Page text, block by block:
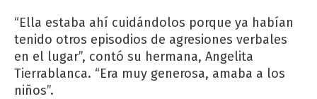
“Ella estaba ahí cuidándolos porque ya habían
tenido otros episodios de agresiones verbales
en el lugar”, contó su hermana, Angelita
Tierrablanca. “Era muy generosa, amaba a los
niños”.